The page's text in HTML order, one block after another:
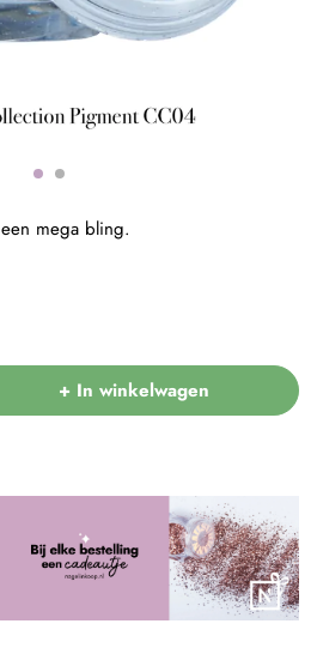
+ In winkelwagen
mega bling.